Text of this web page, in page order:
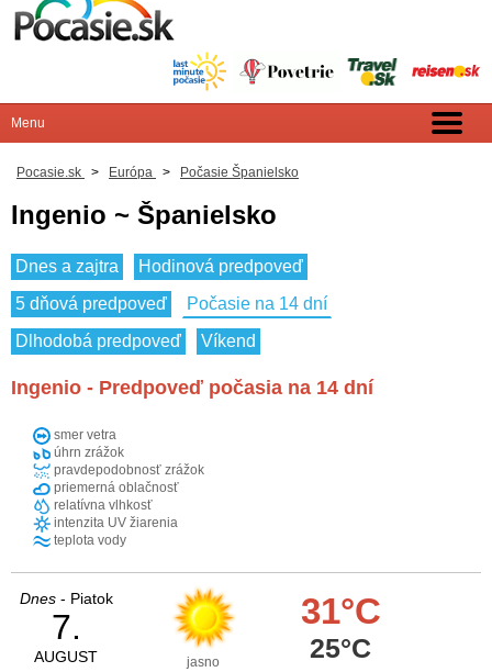
Pocasie.sk > Európa > Počasie Španielsko
Ingenio ~ Španielsko
Dnes a zajtra
Hodinová predpoveď
5 dňová predpoveď
Počasie na 14 dní
Dlhodobá predpoveď
Víkend
Ingenio - Predpoveď počasia na 14 dní
smer vetra
úhrn zrážok
pravdepodobnosť zrážok
priemerná oblačnosť
relatívna vlhkosť
intenzita UV žiarenia
teplota vody
Dnes- Piatok
7.
AUGUST jasno
31°C
25°C